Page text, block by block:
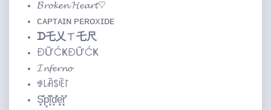
𝓑𝓻𝓸𝓴𝓮𝓷 𝓗𝓮𝓪𝓻𝓽♡
ᴄᴀᴘᴛᴀɪɴ ᴘᴇʀᴏxɪᴅᴇ
ᗪ乇乂ㄒ乇尺
ĐỮĆҜĐỮĆҜ
𝓘𝓷𝓯𝓮𝓻𝓷𝓸
ꃃ꒒ꋫꌚꍟ꒓
S͓̽p͓̽i͓̽d͓̽e͓̽r͓̽